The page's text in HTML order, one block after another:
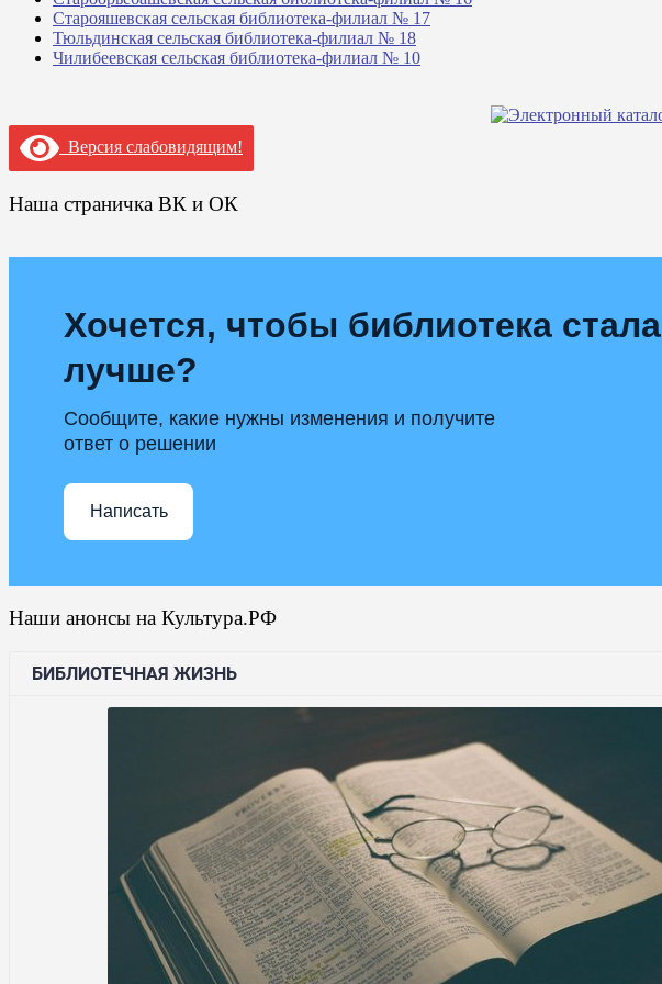
Старояшевская сельская библиотека-филиал № 17
Тюльдинская сельская библиотека-филиал № 18
Чилибеевская сельская библиотека-филиал № 10
Версия слабовидящим!
Наша страничка ВК и ОК
Хочется, чтобы библиотека стала
лучше?
Сообщите, какие нужны изменения и получите
ответ о решении
Написать
Наши анонсы на Культура.РФ